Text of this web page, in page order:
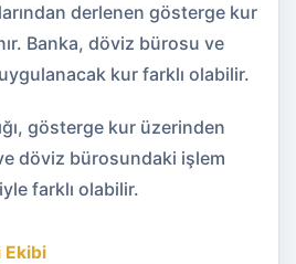
derlenen gösterge kur
Banka, döviz bürosu ve
kur farklı olabilir.
gösterge kur üzerinden
döviz bürosundaki işlem
farklı olabilir.
Ekibi